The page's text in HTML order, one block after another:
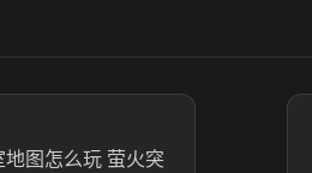
图怎么玩 萤火突